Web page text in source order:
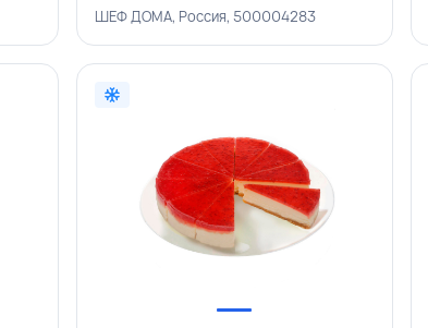
ШЕФ ДОМА, Россия, 500004283